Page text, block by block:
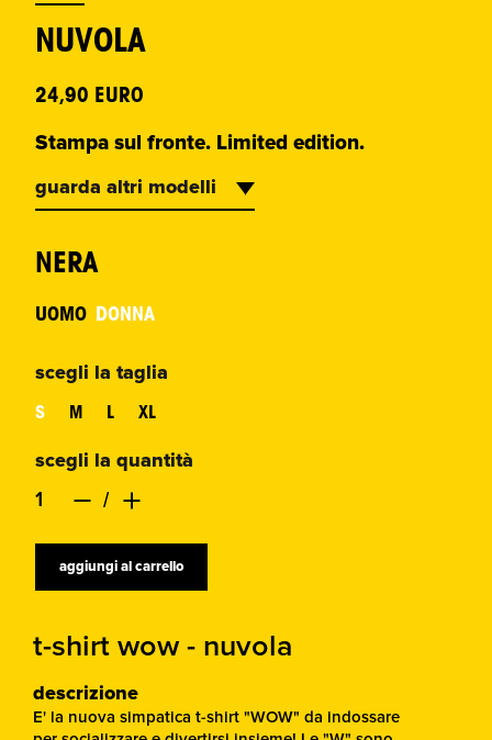
NUVOLA
24,90 EURO
Stampa sul fronte. Limited edition.
guarda altri modelli
NERA
UOMO DONNA
scegli la taglia
S M L XL
scegli la quantità
aggiungi al carrello
t-shirt wow - nuvola
descrizione
E' la nuova simpatica t-shirt "WOW" da indossare